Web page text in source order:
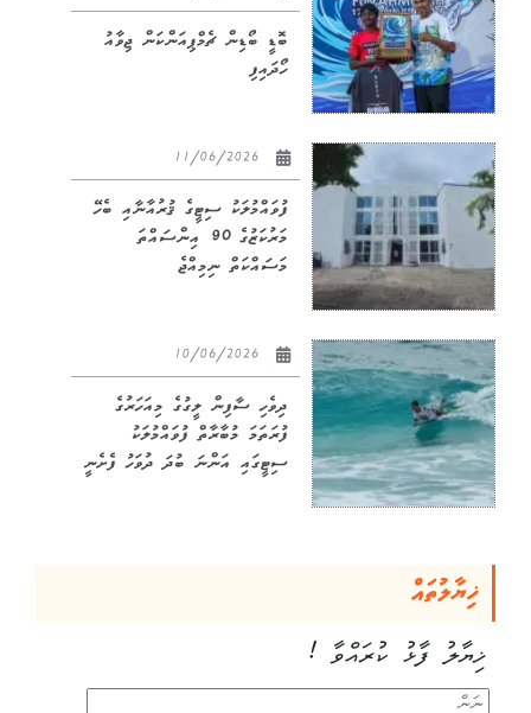
ބޮޑީ ބޯޑިން ޗެމްޕިއަންކަން ޖިވާއު
ހޯދައިފި
ފުވައްމުލަކު ސިޓީގެ ޤުރުއާނާއި ބެހޭ
މަރުކަޒުގެ 90 އިންސައްތަ
މަސައްކަތް ނިމިއްޖެ
ދިވެހި ސާފިން ލީގުގެ މިއަހަރުގެ
ފުރަތަމަ މުބާރާތް ފުވައްމުލަކު
ސިޓީގައި އަންނަ ބުދަ ދުވަހު ފެށެނީ
ޚިޔާލުތައް
ޚިޔާލު ފާޅު ކުރައްވާ !